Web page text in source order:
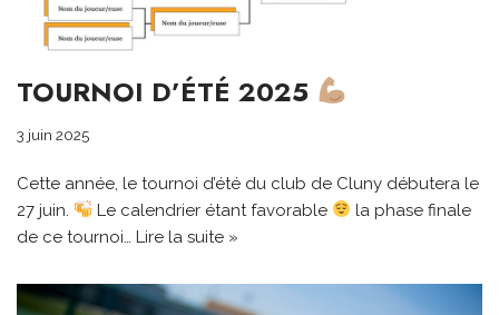
TOURNOI D’ÉTÉ 2025
3 juin 2025
Cette année, le tournoi d’été du club de Cluny débutera le
27 juin.
Le calendrier étant favorable
la phase finale
de ce tournoi… Lire la suite »